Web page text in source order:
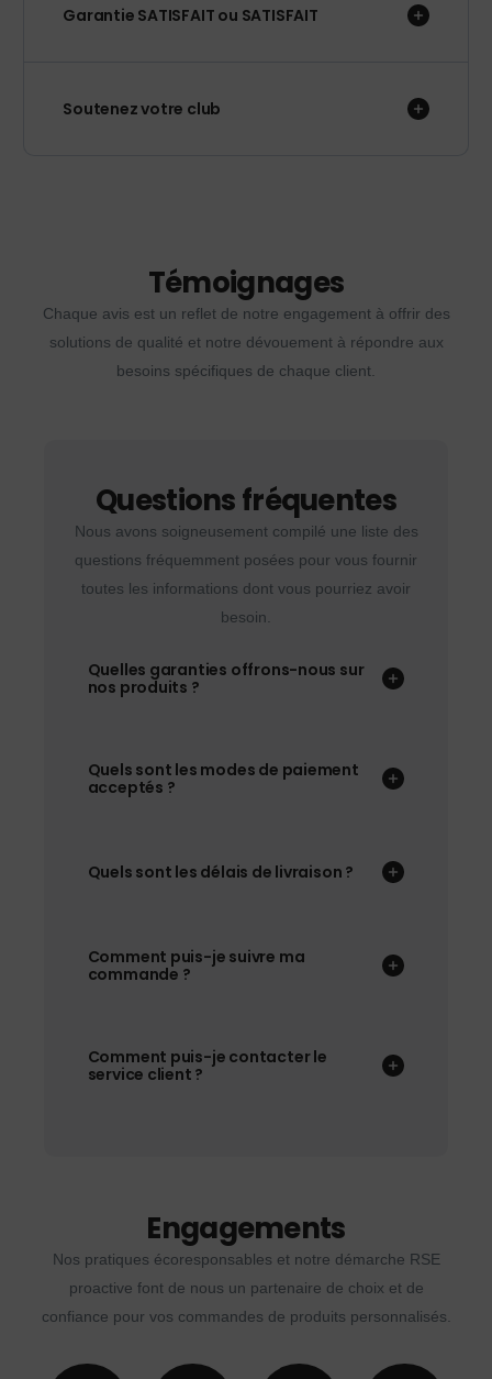
Garantie SATISFAIT ou SATISFAIT
Soutenez votre club
Témoignages
Chaque avis est un reflet de notre engagement à offrir des
solutions de qualité et notre dévouement à répondre aux
besoins spécifiques de chaque client.
Questions fréquentes
Nous avons soigneusement compilé une liste des
questions fréquemment posées pour vous fournir
toutes les informations dont vous pourriez avoir
besoin.
Quelles garanties offrons-nous sur
nos produits ?
Quels sont les modes de paiement
acceptés ?
Quels sont les délais de livraison ?
Comment puis-je suivre ma
commande ?
Comment puis-je contacter le
service client ?
Engagements
Nos pratiques écoresponsables et notre démarche RSE
proactive font de nous un partenaire de choix et de
confiance pour vos commandes de produits personnalisés.